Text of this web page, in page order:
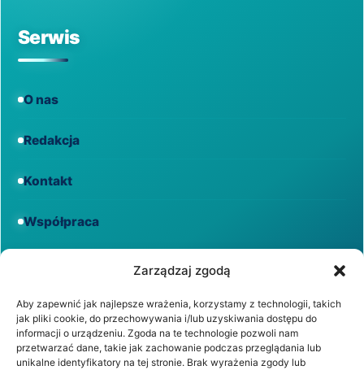
Zarządzaj zgodą
Aby zapewnić jak najlepsze wrażenia, korzystamy z technologii, takich
jak pliki cookie, do przechowywania i/lub uzyskiwania dostępu do
informacji o urządzeniu. Zgoda na te technologie pozwoli nam
przetwarzać dane, takie jak zachowanie podczas przeglądania lub
unikalne identyfikatory na tej stronie. Brak wyrażenia zgody lub
Serwis
O nas
Redakcja
Kontakt
Współpraca
Regulamin